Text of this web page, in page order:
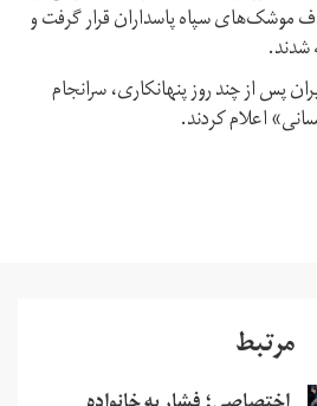
موشک‌های سپاه پاسداران قرار گرفت و
پس از چند روز پنهانکاری، سرانجام
اعلام کردند.
مرتبط